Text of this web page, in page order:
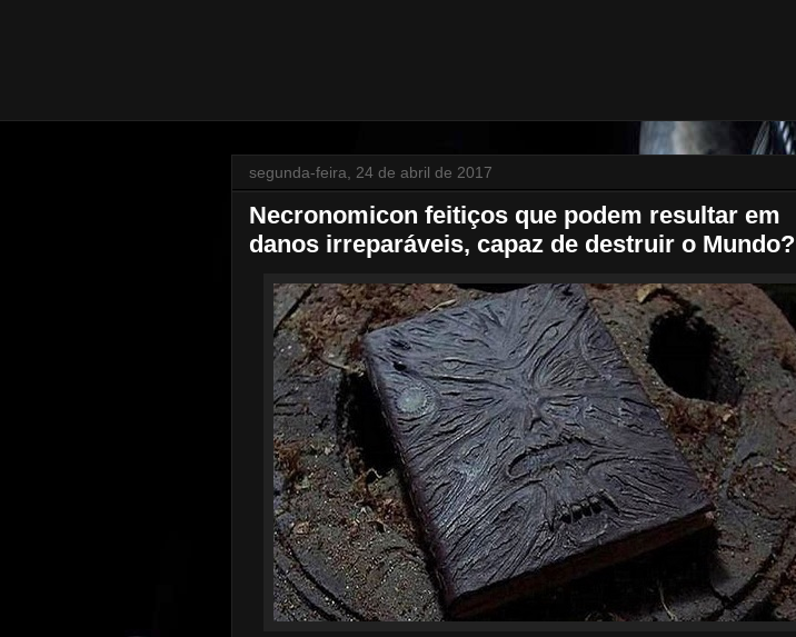
segunda-feira, 24 de abril de 2017
Necronomicon feitiços que podem resultar em
danos irreparáveis, capaz de destruir o Mundo?